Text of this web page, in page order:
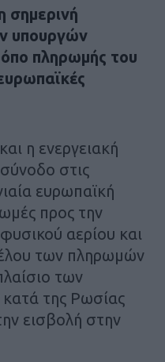
σημερινή
υπουργών
πληρωμής του
η ενεργειακή
στις
ευρωπαϊκή
προς την
αερίου και
των πληρωμών
των
της Ρωσίας
εισβολή στην